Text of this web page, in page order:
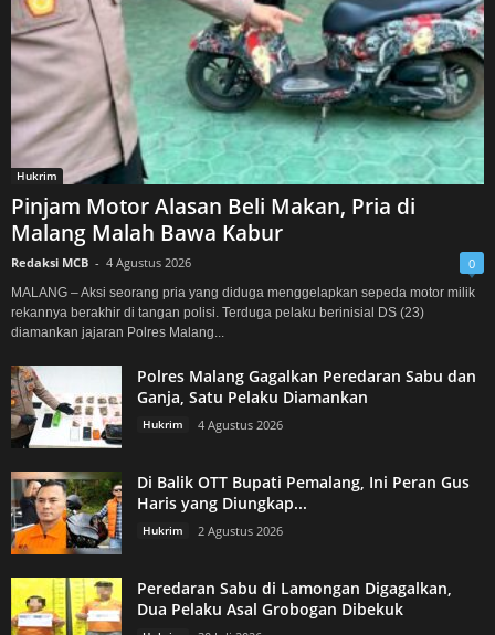
Hukrim
Pinjam Motor Alasan Beli Makan, Pria di
Malang Malah Bawa Kabur
Redaksi MCB - 4 Agustus 2026 0
MALANG – Aksi seorang pria yang diduga menggelapkan sepeda motor milik
rekannya berakhir di tangan polisi. Terduga pelaku berinisial DS (23)
diamankan jajaran Polres Malang...
Polres Malang Gagalkan Peredaran Sabu dan
Ganja, Satu Pelaku Diamankan
Hukrim 4 Agustus 2026
Di Balik OTT Bupati Pemalang, Ini Peran Gus
Haris yang Diungkap...
Hukrim 2 Agustus 2026
Peredaran Sabu di Lamongan Digagalkan,
Dua Pelaku Asal Grobogan Dibekuk